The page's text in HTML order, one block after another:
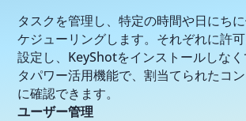
タスクを管理し、特定の時間や日にち
ケジューリングします。それぞれに許
設定し、KeyShotをインストールしな
タパワー活用機能で、割当てられたコ
に確認できます。
ユーザー管理